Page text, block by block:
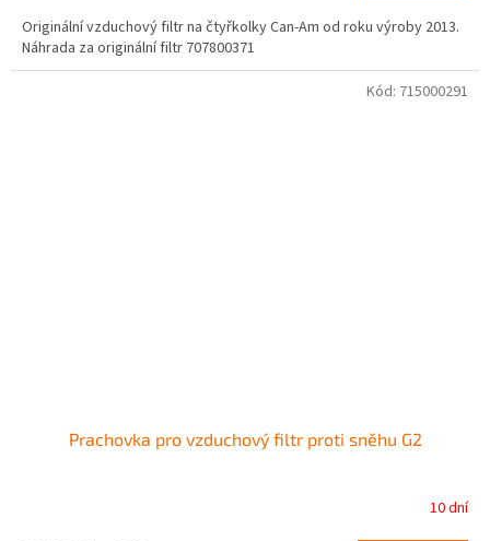
Originální vzduchový filtr na čtyřkolky Can-Am od roku výroby 2013.
Náhrada za originální filtr 707800371
Prachovka pro vzduchový filtr proti sněhu G2
10 dní
Kód: 715000291